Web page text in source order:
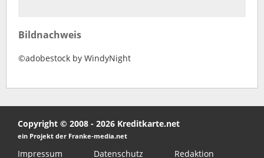
Bildnachweis
©adobestock by WindyNight
Copyright © 2008 - 2026 Kreditkarte.net
ein Projekt der Franke-media.net
Impressum Datenschutz Redaktion